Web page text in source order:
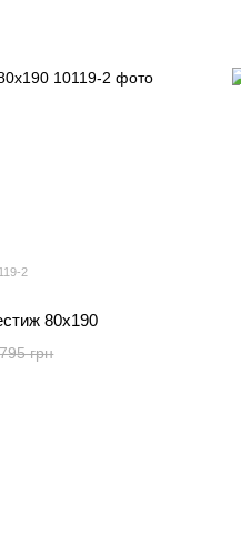
2
80x190
грн